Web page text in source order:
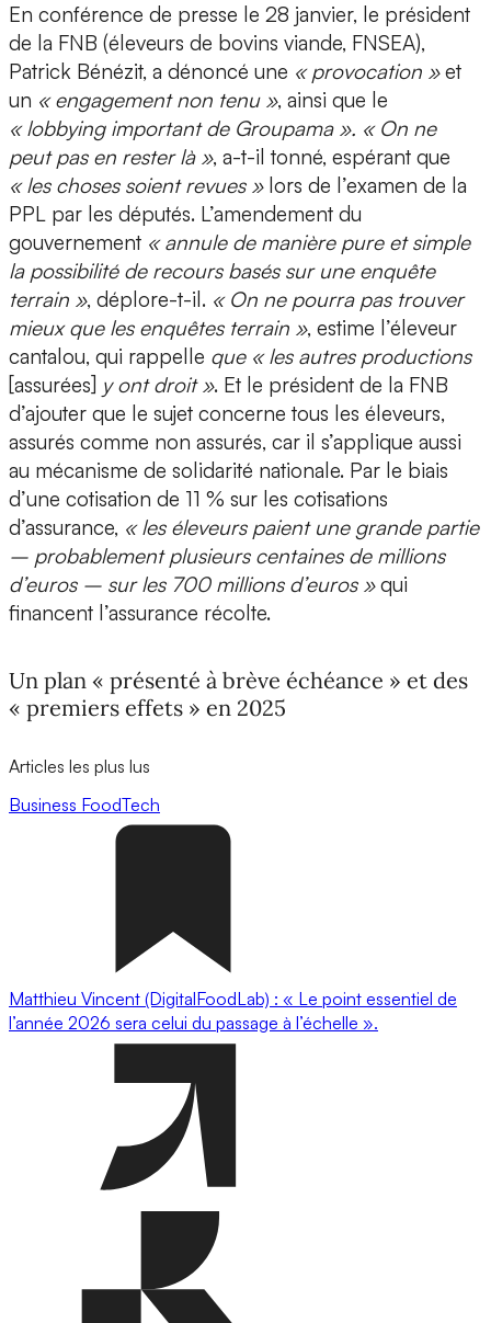
En conférence de presse le 28 janvier, le président
de la FNB (éleveurs de bovins viande, FNSEA),
Patrick Bénézit, a dénoncé une « provocation »et
un « engagement non tenu », ainsi que le
« lobbying important de Groupama ». « On ne
peut pas en rester là », a-t-il tonné, espérant que
« les choses soient revues »lors de l’examen de la
PPL par les députés. L’amendement du
gouvernement « annule de manière pure et simple
la possibilité de recours basés sur une enquête
terrain », déplore-t-il. « On ne pourra pas trouver
mieux que les enquêtes terrain », estime l’éleveur
cantalou, qui rappelle que « les autres productions
[assurées] y ont droit ». Et le président de la FNB
d’ajouter que le sujet concerne tous les éleveurs,
assurés comme non assurés, car il s’applique aussi
au mécanisme de solidarité nationale. Par le biais
d’une cotisation de 11 % sur les cotisations
d’assurance, « les éleveurs paient une grande partie
– probablement plusieurs centaines de millions
d’euros – sur les 700 millions d’euros »qui
financent l’assurance récolte.
Un plan « présenté à brève échéance » et des
« premiers effets » en 2025
Articles les plus lus
Business FoodTech
Matthieu Vincent (DigitalFoodLab) : « Le point essentiel de
l’année 2026 sera celui du passage à l’échelle ».